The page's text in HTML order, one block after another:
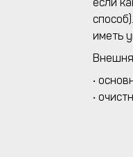
иметь
•
•